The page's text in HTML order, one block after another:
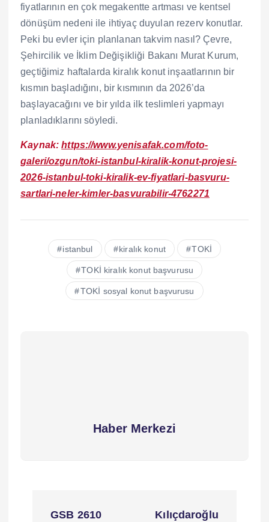
fiyatlarının en çok megakentte artması ve kentsel
dönüşüm nedeni ile ihtiyaç duyulan rezerv konutlar.
Peki bu evler için planlanan takvim nasıl? Çevre,
Şehircilik ve İklim Değişikliği Bakanı Murat Kurum,
geçtiğimiz haftalarda kiralık konut inşaatlarının bir
kısmın başladığını, bir kısmının da 2026’da
başlayacağını ve bir yılda ilk teslimleri yapmayı
planladıklarını söyledi.
Kaynak:https://www.yenisafak.com/foto-
galeri/ozgun/toki-istanbul-kiralik-konut-projesi-
2026-istanbul-toki-kiralik-ev-fiyatlari-basvuru-
sartlari-neler-kimler-basvurabilir-4762271
istanbul kiralık konut TOKİ
TOKİ kiralık konut başvurusu
TOKİ sosyal konut başvurusu
Haber Merkezi
GSB 2610
Kılıçdaroğlu